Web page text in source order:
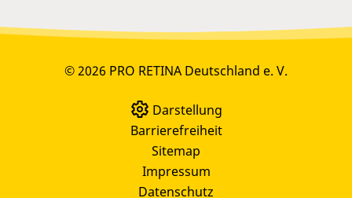
© 2026 PRO RETINA Deutschland e. V.
Darstellung
Barrierefreiheit
Sitemap
Impressum
Datenschutz